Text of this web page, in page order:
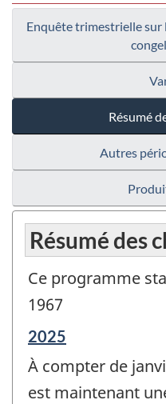
Enquête trimestrielle sur
Résumé
Autres
Résumé des
Ce programme
1967
Période
de
référence
de
2025
À compter de
est maintenant